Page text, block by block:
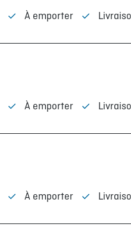
À emporter
À emporter
À emporter